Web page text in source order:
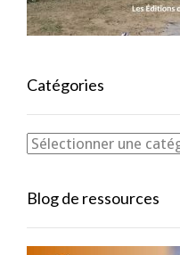
Catégories
Blog de ressources